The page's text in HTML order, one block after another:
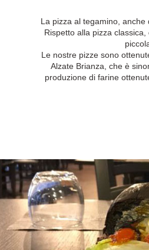
La pizza al tegamino, anche
Rispetto alla pizza
Le nostre pizze sono
Alzate Brianza, che è
produzione di farine